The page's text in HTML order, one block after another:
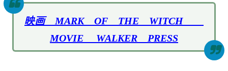
映画 MARK OF THE WITCH
MOVIE WALKER PRESS